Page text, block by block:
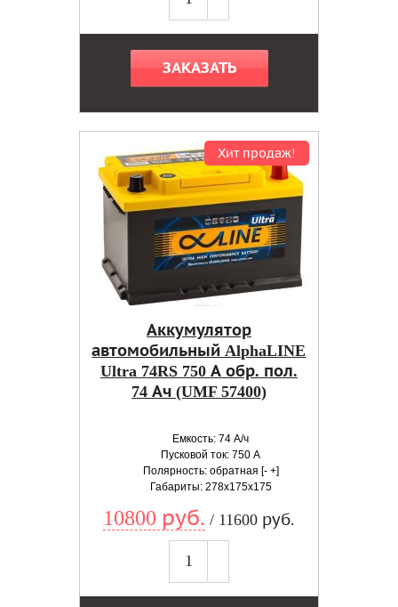
ЗАКАЗАТЬ
Хит продаж!
Аккумулятор
автомобильный AlphaLINE
Ultra 74RS 750 А обр. пол.
74 Ач (UMF 57400)
Емкость: 74 А/ч
Пусковой ток: 750 А
Полярность: обратная [- +]
Габариты: 278x175x175
10800 руб. / 11600 руб.